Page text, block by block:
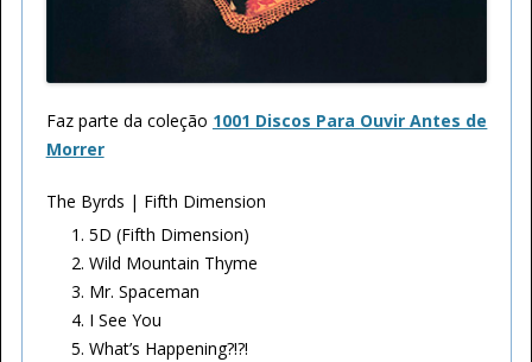
Faz parte da coleção 1001 Discos Para Ouvir Antes de
Morrer
The Byrds | Fifth Dimension
5D (Fifth Dimension)
Wild Mountain Thyme
Mr. Spaceman
I See You
What’s Happening?!?!